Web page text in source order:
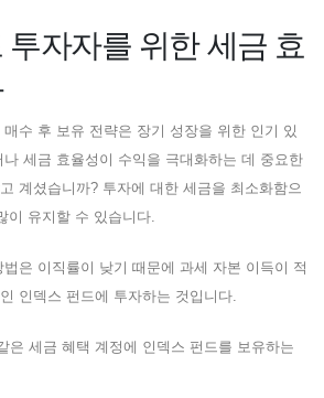
투자자를 위한 세금 효
수 후 보유 전략은 장기 성장을 위한 인기 있
세금 효율성이 수익을 극대화하는 데 중요한
계셨습니까? 투자에 대한 세금을 최소화함으
이 유지할 수 있습니다.
은 이직률이 낮기 때문에 과세 자본 이득이 적
인덱스 펀드에 투자하는 것입니다.
은 세금 혜택 계정에 인덱스 펀드를 보유하는